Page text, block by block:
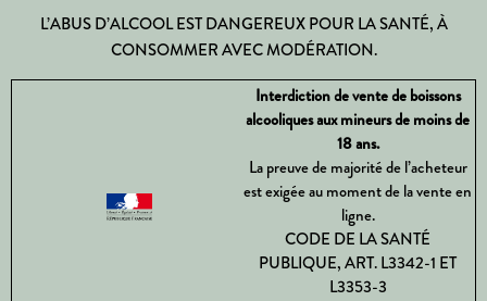
L’ABUS D’ALCOOL EST DANGEREUX POUR LA SANTÉ, À
CONSOMMER AVEC MODÉRATION.
Interdiction de vente de boissons
alcooliques aux mineurs de moins de
18 ans.
La preuve de majorité de l’acheteur
est exigée au moment de la vente en
ligne.
CODE DE LA SANTÉ
PUBLIQUE, ART. L3342-1 ET
L3353-3